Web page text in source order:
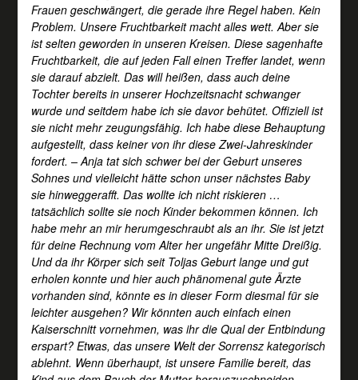
Frauen geschwängert, die gerade ihre Regel haben. Kein
Problem. Unsere Fruchtbarkeit macht alles wett. Aber sie
ist selten geworden in unseren Kreisen. Diese sagenhafte
Fruchtbarkeit, die auf jeden Fall einen Treffer landet, wenn
sie darauf abzielt. Das will heißen, dass auch deine
Tochter bereits in unserer Hochzeitsnacht schwanger
wurde und seitdem habe ich sie davor behütet. Offiziell ist
sie nicht mehr zeugungsfähig. Ich habe diese Behauptung
aufgestellt, dass keiner von ihr diese Zwei-Jahreskinder
fordert. – Anja tat sich schwer bei der Geburt unseres
Sohnes und vielleicht hätte schon unser nächstes Baby
sie hinweggerafft. Das wollte ich nicht riskieren …
tatsächlich sollte sie noch Kinder bekommen können. Ich
habe mehr an mir herumgeschraubt als an ihr. Sie ist jetzt
für deine Rechnung vom Alter her ungefähr Mitte Dreißig.
Und da ihr Körper sich seit Toljas Geburt lange und gut
erholen konnte und hier auch phänomenal gute Ärzte
vorhanden sind, könnte es in dieser Form diesmal für sie
leichter ausgehen? Wir könnten auch einfach einen
Kaiserschnitt vornehmen, was ihr die Qual der Entbindung
erspart? Etwas, das unsere Welt der Sorrensz kategorisch
ablehnt. Wenn überhaupt, ist unsere Familie bereit, das